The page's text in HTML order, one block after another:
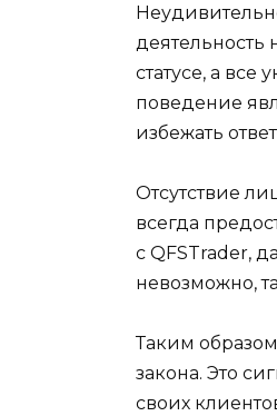
деятельность
статусе, а
поведение
избежать
Отсутствие
всегда
с QFSTrader,
невозможно,
Таким
закона. Это
своих